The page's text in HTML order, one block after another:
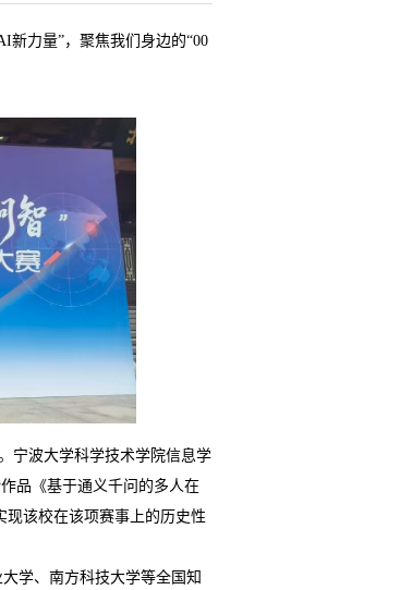
新力量”，聚焦我们身边的“00
宁波大学科学技术学院信息学
品《基于通义千问的多人在
现该校在该项赛事上的历史性
学、南方科技大学等全国知